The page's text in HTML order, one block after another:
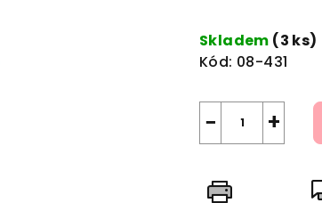
cena:
Skladem (3 ks)
Kód: 08-431
+
−